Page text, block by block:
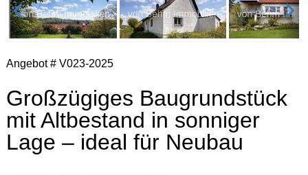
Angebot # V023-2025
Großzügiges Baugrundstück
mit Altbestand in sonniger
Lage – ideal für Neubau